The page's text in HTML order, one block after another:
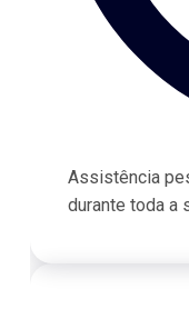
Assistência
durante toda a